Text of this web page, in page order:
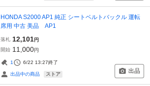
HONDA S2000 AP1 純正 シートベルトバックル 運転
席用 中古 美品 AP1
落札 12,101円
開始 11,000円
1 6/22 13:27終了
出品中の商品 ストア 出品